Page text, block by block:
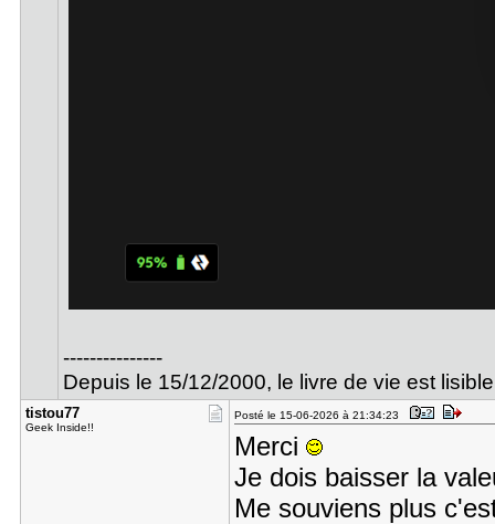
---------------
Depuis le 15/12/2000, le livre de vie est
tistou77
Geek Inside!!
Posté le 15-06-2026 à 21:34:23
Merci
Je dois baisser la
Me souviens plus